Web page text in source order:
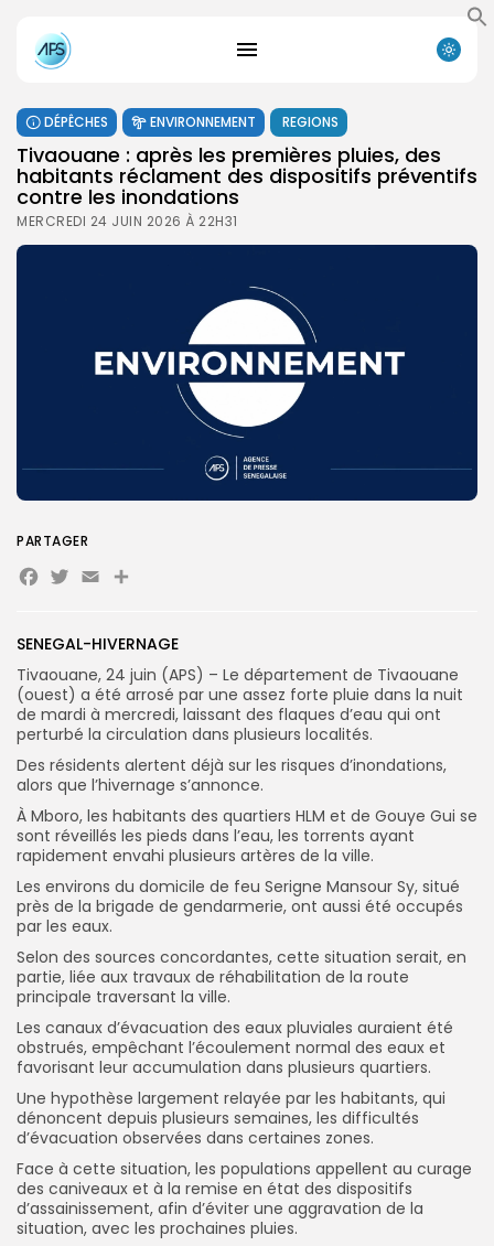
Search
DÉPÊCHES ENVIRONNEMENT REGIONS
Tivaouane : après les premières pluies, des
habitants réclament des dispositifs préventifs
contre les inondations
MERCREDI 24 JUIN 2026 À 22H31
SENEGAL-HIVERNAGE
Tivaouane, 24 juin (APS) – Le département de Tivaouane
(ouest) a été arrosé par une assez forte pluie dans la nuit
de mardi à mercredi, laissant des flaques d’eau qui ont
perturbé la circulation dans plusieurs localités.
Des résidents alertent déjà sur les risques d’inondations,
alors que l’hivernage s’annonce.
À Mboro, les habitants des quartiers HLM et de Gouye Gui se
sont réveillés les pieds dans l’eau, les torrents ayant
rapidement envahi plusieurs artères de la ville.
Les environs du domicile de feu Serigne Mansour Sy, situé
près de la brigade de gendarmerie, ont aussi été occupés
par les eaux.
Selon des sources concordantes, cette situation serait, en
partie, liée aux travaux de réhabilitation de la route
principale traversant la ville.
Les canaux d’évacuation des eaux pluviales auraient été
obstrués, empêchant l’écoulement normal des eaux et
favorisant leur accumulation dans plusieurs quartiers.
Une hypothèse largement relayée par les habitants, qui
dénoncent depuis plusieurs semaines, les difficultés
d’évacuation observées dans certaines zones.
Face à cette situation, les populations appellent au curage
des caniveaux et à la remise en état des dispositifs
d’assainissement, afin d’éviter une aggravation de la
situation, avec les prochaines pluies.
PARTAGER
Facebook
Twitter
EmailPartager